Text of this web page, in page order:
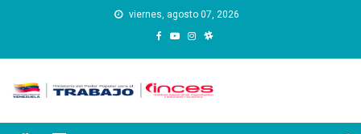
viernes, agosto 07, 2026
Instituto Nacional de
Capacitación y Educación